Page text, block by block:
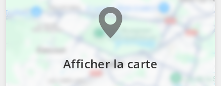
Afficher la carte